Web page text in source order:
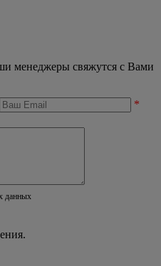
менеджеры свяжутся с Вами
*
данных